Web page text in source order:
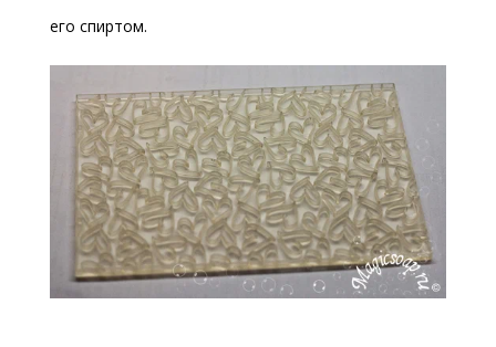
его спиртом.